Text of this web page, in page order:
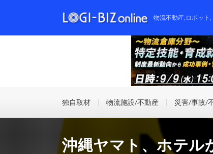
物流不動産,ロボット
独自取材 物流施設/不動産 災害/事故/
沖縄ヤマト、ホテル